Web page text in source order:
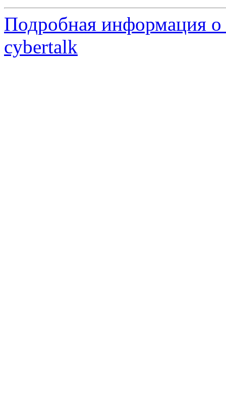
Подробная информация о
cybertalk